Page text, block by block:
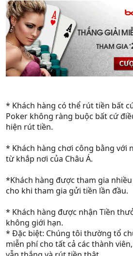
* Khách hàng có thể rút tiền bất
Poker không ràng buộc bất cứ
hiện rút tiền.
* Khách hàng chơi công bằng với
từ khắp nơi của Châu Á.
*Khách hàng được tham gia
cho khi tham gia gửi tiền lần đầu.
* Khách hàng được nhận Tiền
không giới hạn.
* Đặc biệt: Chúng tôi thường tổ
miễn phí cho tất cả các thành